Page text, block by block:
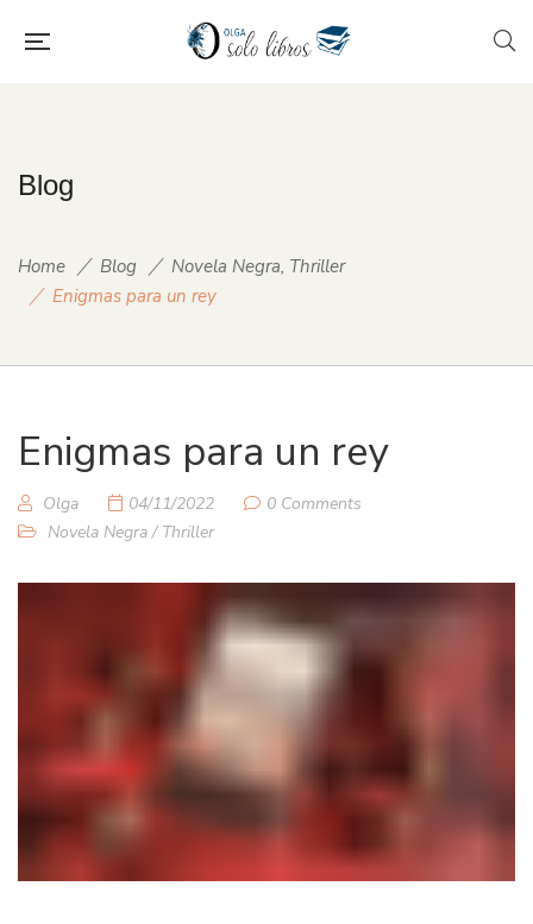
Blog
Home Blog Novela Negra, Thriller
Enigmas para un rey
Enigmas para un rey
Olga 04/11/2022
0 Comments
Novela Negra/ Thriller